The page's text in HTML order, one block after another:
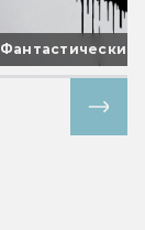
Фантастические